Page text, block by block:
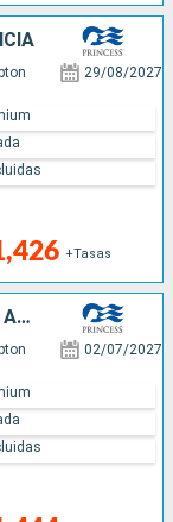
29/08/2027
+Tasas
BÉLGICA, PAISES BAJOS, DINAMARCA, ALEMANIA, FRANCIA, REINO UNIDO
02/07/2027